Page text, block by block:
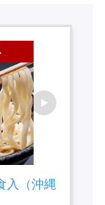
入（沖縄